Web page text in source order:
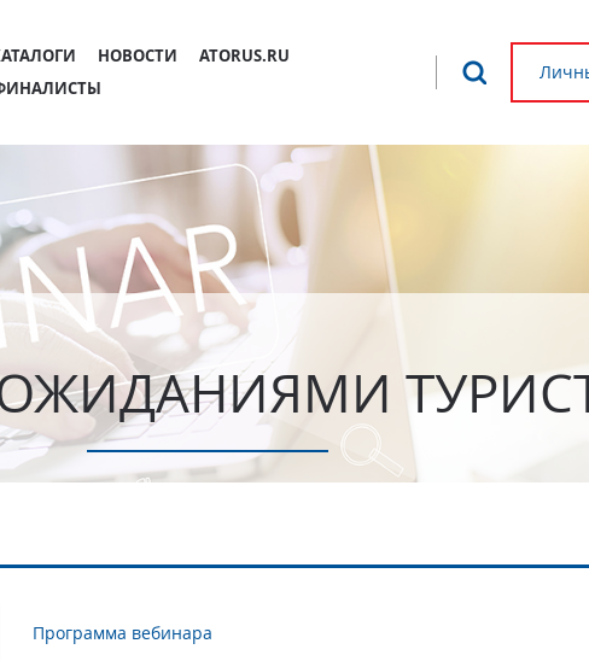
НОВОСТИ
ATORUS.RU
Форма
поиска
Что будем
ОЖИДАНИЯМИ
Программа вебинара